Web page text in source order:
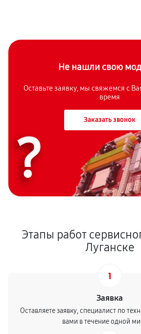
Не нашли свою
Оставьте заявку, мы свяжемся с
время
Заказать звонок
?
Этапы работ
Луганске
1
Заявка
Оставляете заявку, специалист по
вами в течение одной